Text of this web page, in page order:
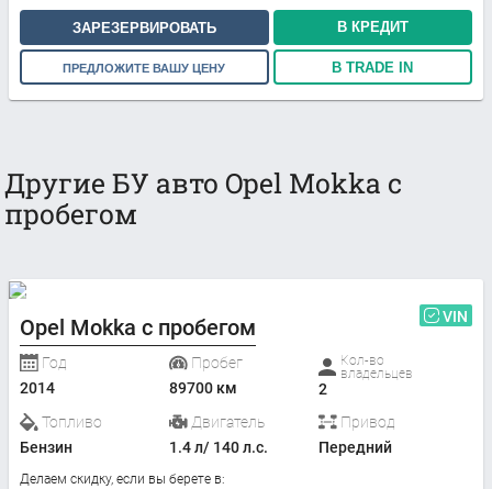
ЗАРЕЗЕРВИРОВАТЬ В КРЕДИТ
ПРЕДЛОЖИТЕ ВАШУ ЦЕНУ В TRADE IN
Другие БУ авто Opel Mokka с
пробегом
Opel Mokka с пробегом VIN
Год
2014
Пробег
89700 км
Кол-во
владельцев
2
Топливо
Бензин
Двигатель
1.4 л/ 140 л.с.
Привод
Передний
Делаем скидку, если вы берете в: